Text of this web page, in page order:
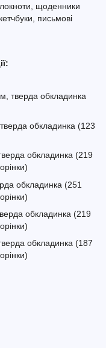
щоденники
письмові
тверда обкладинка
обкладинка (123
обкладинка (219
обкладинка (251
обкладинка (219
обкладинка (187